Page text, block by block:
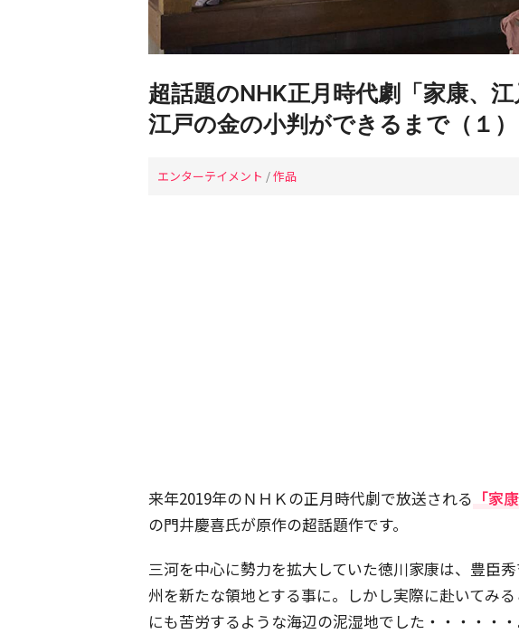
超話題のNHK正月時代劇「家康、
江戸の金の小判ができるまで（１）
エンターテイメント /作品
来年2019年のＮＨＫの正月時代劇で放送される 「家
の門井慶喜氏が原作の超話題作です。
三河を中心に勢力を拡大していた徳川家康は、豊臣
州を新たな領地とする事に。しかし実際に赴いてみ
にも苦労するような海辺の泥湿地でした・・・・・